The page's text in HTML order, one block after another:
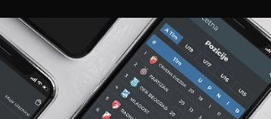
TÁMOGATÓK NEWS GALÉRIA „A” CSAPAT TAGSÁG